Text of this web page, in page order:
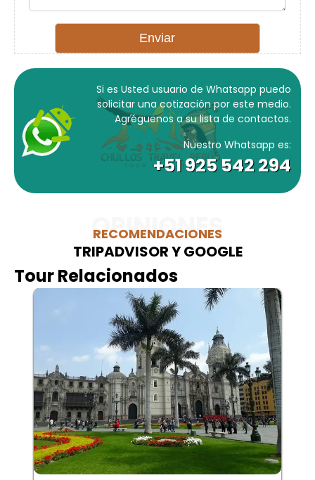
Si es Usted usuario de Whatsapp puedo
solicitar una cotización por este medio.
Agréguenos a su lista de contactos.
Nuestro Whatsapp es:
+51 925 542 294
OPINIONES
RECOMENDACIONES
TRIPADVISOR Y GOOGLE
Tour Relacionados